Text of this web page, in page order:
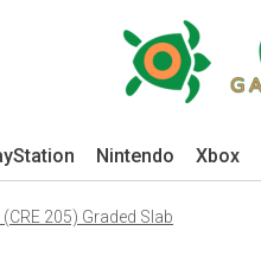
Nintendo Xbox
205) Graded Slab